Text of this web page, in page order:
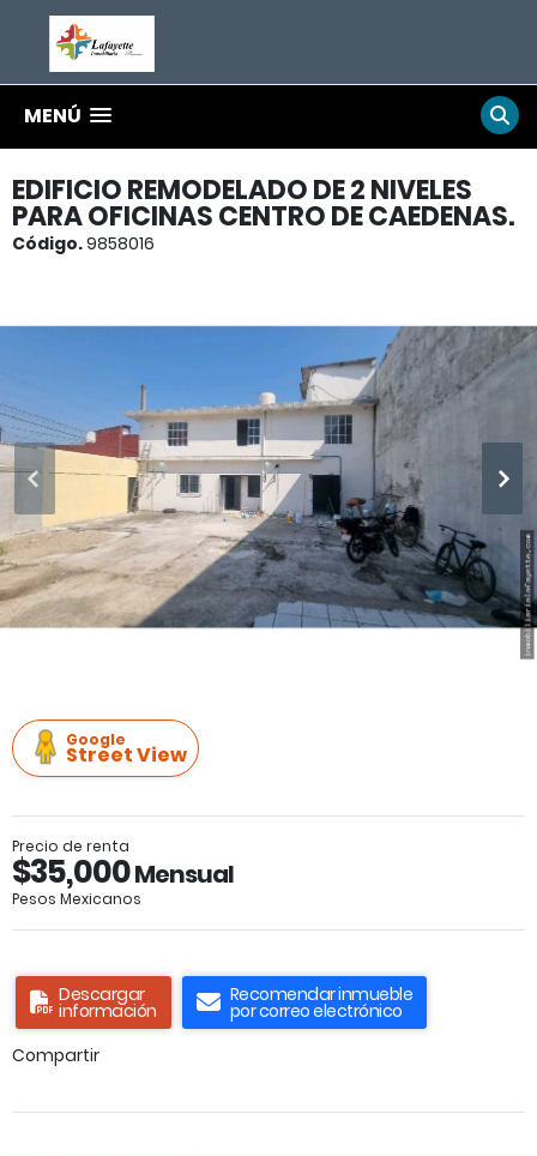
MENÚ
EDIFICIO REMODELADO DE 2 NIVELES
PARA OFICINAS CENTRO DE CAEDENAS.
Código.9858016
Google
Street View
Precio de renta
$35,000Mensual
Pesos Mexicanos
Descargar
información
Recomendar inmueble
por correo electrónico
Compartir